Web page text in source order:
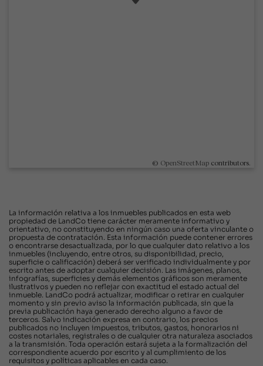
© OpenStreetMap contributors.
La información relativa a los inmuebles publicados en esta web
propiedad de LandCo tiene carácter meramente informativo y
orientativo, no constituyendo en ningún caso una oferta vinculante o
propuesta de contratación. Esta información puede contener errores
o encontrarse desactualizada, por lo que cualquier dato relativo a los
inmuebles (incluyendo, entre otros, su disponibilidad, precio,
superficie o calificación) deberá ser verificado individualmente y por
escrito antes de adoptar cualquier decisión. Las imágenes, planos,
infografías, superficies y demás elementos gráficos son meramente
ilustrativos y pueden no reflejar con exactitud el estado actual del
inmueble. LandCo podrá actualizar, modificar o retirar en cualquier
momento y sin previo aviso la información publicada, sin que la
previa publicación haya generado derecho alguno a favor de
terceros. Salvo indicación expresa en contrario, los precios
publicados no incluyen impuestos, tributos, gastos, honorarios ni
costes notariales, registrales o de cualquier otra naturaleza asociados
a la transmisión. Toda operación estará sujeta a la formalización del
correspondiente acuerdo por escrito y al cumplimiento de los
requisitos y políticas aplicables en cada caso.